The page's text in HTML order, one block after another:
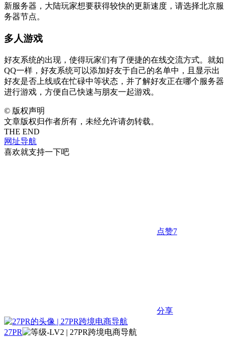
新服务器，大陆玩家想要获得较快的更新速度，请选择北京服
务器节点。
多人游戏
好友系统的出现，使得玩家们有了便捷的在线交流方式。就如
QQ一样，好友系统可以添加好友于自己的名单中，且显示出
好友是否上线或在忙碌中等状态，并了解好友正在哪个服务器
进行游戏，方便自己快速与朋友一起游戏。
© 版权声明
文章版权归作者所有，未经允许请勿转载。
THE END
网址导航
喜欢就支持一下吧
点赞7
分享
27PR